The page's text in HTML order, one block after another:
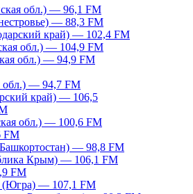
обл.) — 96,1 FM
— 88,3 FM
край) — 102,4 FM
обл.) — 104,9 FM
обл.) — 94,9 FM
обл.) — 94,7 FM
край) — 106,5
обл.) — 100,6 FM
FM
— 98,8 FM
Крым) — 106,1 FM
FM
— 107,1 FM